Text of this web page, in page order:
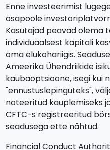
Enne investeerimist
osapoole
Kasutajad peavad olema
individuaalsest kapitali
oma elukohariigis.
Ameerika Ühendriikide
kaubaoptsioone, isegi kui
"ennustuslepinguteks",
noteeritud kauplemiseks
CFTC-s registreeritud
seadusega ette nähtud.
Financial Conduct